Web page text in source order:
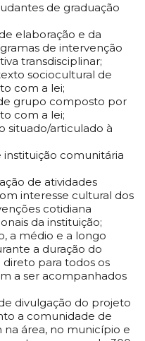
de graduação
elaboração e da
de intervenção
transdisciplinar;
sociocultural de
com a lei;
grupo composto por
com a lei;
situado/articulado à
comunitária
de atividades
interesse cultural dos
cotidiana
da instituição;
a médio e a longo
a duração do
para todos os
a ser acompanhados
divulgação do projeto
a comunidade de
na área, no município e